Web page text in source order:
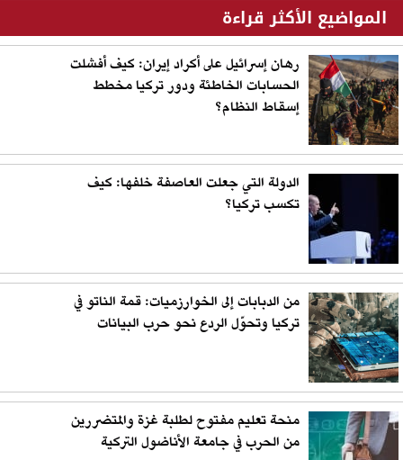
المواضيع الأكثر قراءة
رهان إسرائيل على أكراد إيران: كيف أفشلت
الحسابات الخاطئة ودور تركيا مخطط
إسقاط النظام؟
الدولة التي جعلت العاصفة خلفها: كيف
تكسب تركيا؟
من الدبابات إلى الخوارزميات: قمة الناتو في
تركيا وتحوّل الردع نحو حرب البيانات
منحة تعليم مفتوح لطلبة غزة والمتضررين
من الحرب في جامعة الأناضول التركية